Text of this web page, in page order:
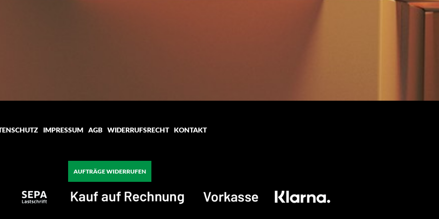
IMPRESSUM AGB WIDERRUFSRECHT KONTAKT
AUFTRÄGE WIDERRUFEN